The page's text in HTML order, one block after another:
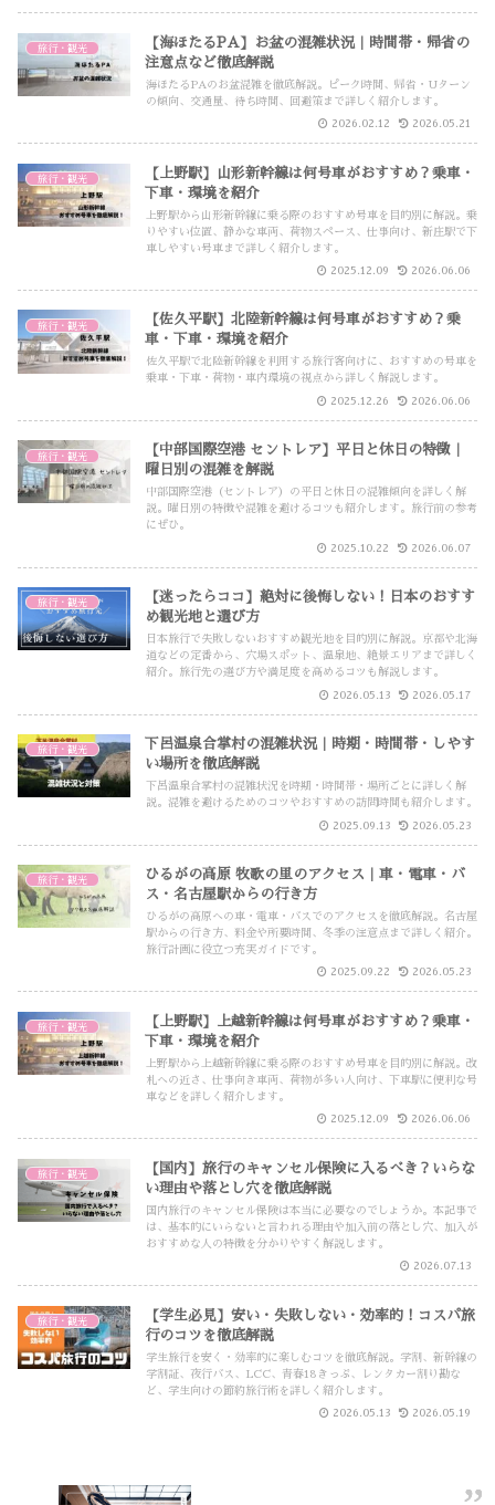
旅行・観光
【海ほたるPA】お盆の混雑状況｜時間帯・帰省の
注意点など徹底解説
海ほたるPAのお盆混雑を徹底解説。ピーク時間、帰省・Uターン
の傾向、交通量、待ち時間、回避策まで詳しく紹介します。
2026.02.12 2026.05.21
旅行・観光
【上野駅】山形新幹線は何号車がおすすめ？乗車・
下車・環境を紹介
上野駅から山形新幹線に乗る際のおすすめ号車を目的別に解説。乗
りやすい位置、静かな車両、荷物スペース、仕事向け、新庄駅で下
車しやすい号車まで詳しく紹介します。
2025.12.09 2026.06.06
旅行・観光
【佐久平駅】北陸新幹線は何号車がおすすめ？乗
車・下車・環境を紹介
佐久平駅で北陸新幹線を利用する旅行客向けに、おすすめの号車を
乗車・下車・荷物・車内環境の視点から詳しく解説します。
2025.12.26 2026.06.06
旅行・観光
【中部国際空港 セントレア】平日と休日の特徴｜
曜日別の混雑を解説
中部国際空港（セントレア）の平日と休日の混雑傾向を詳しく解
説。曜日別の特徴や混雑を避けるコツも紹介します。旅行前の参考
にぜひ。
2025.10.22 2026.06.07
旅行・観光
【迷ったらココ】絶対に後悔しない！日本のおすす
め観光地と選び方
日本旅行で失敗しないおすすめ観光地を目的別に解説。京都や北海
道などの定番から、穴場スポット、温泉地、絶景エリアまで詳しく
紹介。旅行先の選び方や満足度を高めるコツも解説します。
2026.05.13 2026.05.17
旅行・観光
下呂温泉合掌村の混雑状況｜時期・時間帯・しやす
い場所を徹底解説
下呂温泉合掌村の混雑状況を時期・時間帯・場所ごとに詳しく解
説。混雑を避けるためのコツやおすすめの訪問時間も紹介します。
2025.09.13 2026.05.23
旅行・観光
ひるがの高原 牧歌の里のアクセス｜車・電車・バ
ス・名古屋駅からの行き方
ひるがの高原への車・電車・バスでのアクセスを徹底解説。名古屋
駅からの行き方、料金や所要時間、冬季の注意点まで詳しく紹介。
旅行計画に役立つ充実ガイドです。
2025.09.22 2026.05.23
旅行・観光
【上野駅】上越新幹線は何号車がおすすめ？乗車・
下車・環境を紹介
上野駅から上越新幹線に乗る際のおすすめ号車を目的別に解説。改
札への近さ、仕事向き車両、荷物が多い人向け、下車駅に便利な号
車などを詳しく紹介します。
2025.12.09 2026.06.06
旅行・観光
【国内】旅行のキャンセル保険に入るべき？いらな
い理由や落とし穴を徹底解説
国内旅行のキャンセル保険は本当に必要なのでしょうか。本記事で
は、基本的にいらないと言われる理由や加入前の落とし穴、加入が
おすすめな人の特徴を分かりやすく解説します。
2026.07.13
旅行・観光
【学生必見】安い・失敗しない・効率的！コスパ旅
行のコツを徹底解説
学生旅行を安く・効率的に楽しむコツを徹底解説。学割、新幹線の
学割証、夜行バス、LCC、青春18きっぷ、レンタカー割り勘な
ど、学生向けの節約旅行術を詳しく紹介します。
2026.05.13 2026.05.19